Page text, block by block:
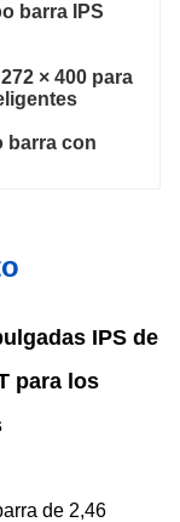
barra IPS
× 400 para
barra con
IPS de
para los
de 2,46